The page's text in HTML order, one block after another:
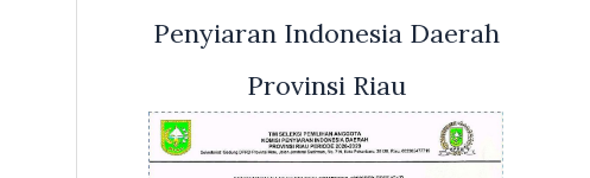
Penyiaran Indonesia Daerah
Provinsi Riau